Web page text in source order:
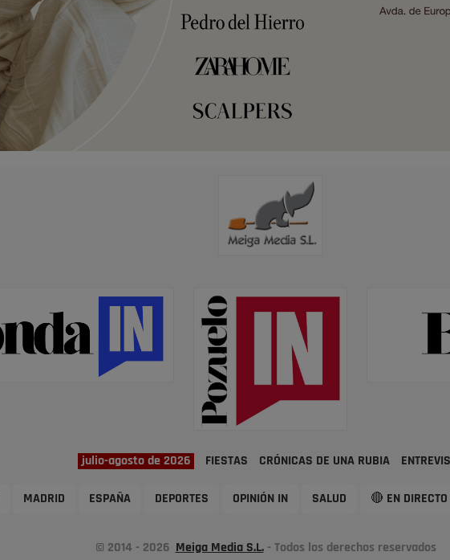
julio-agosto de 2026 FIESTAS CRÓNICAS DE UNA RUBIA
MADRID ESPAÑA DEPORTES OPINIÓN IN SALUD 🔴 EN DIRECTO
© 2014 - 2026 Meiga Media S.L.- Todos los derechos reservados